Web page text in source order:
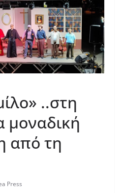
..στη
μοναδική
από τη
Press